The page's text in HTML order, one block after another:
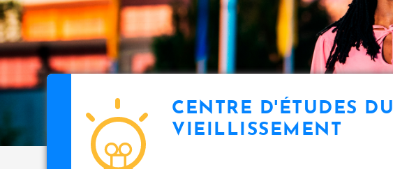
CENTRE D'ÉTUDES DU
VIEILLISSEMENT